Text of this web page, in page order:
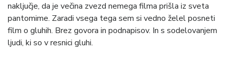
naključje, da je večina zvezd nemega filma prišla iz sveta
pantomime. Zaradi vsega tega sem si vedno želel posneti
film o gluhih. Brez govora in podnapisov. In s sodelovanjem
ljudi, ki so v resnici gluhi.